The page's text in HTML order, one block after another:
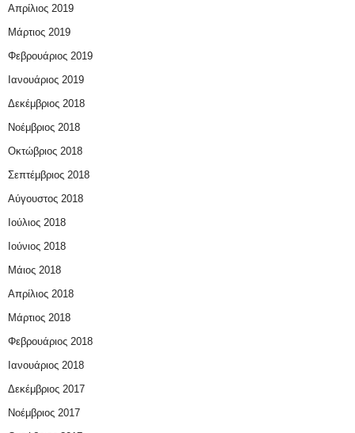
Απρίλιος 2019
Μάρτιος 2019
Φεβρουάριος 2019
Ιανουάριος 2019
Δεκέμβριος 2018
Νοέμβριος 2018
Οκτώβριος 2018
Σεπτέμβριος 2018
Αύγουστος 2018
Ιούλιος 2018
Ιούνιος 2018
Μάιος 2018
Απρίλιος 2018
Μάρτιος 2018
Φεβρουάριος 2018
Ιανουάριος 2018
Δεκέμβριος 2017
Νοέμβριος 2017